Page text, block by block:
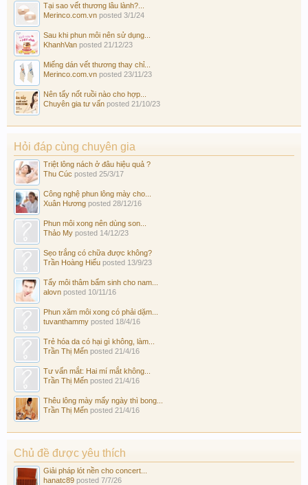
Tại sao vết thương lâu lành?...
Merinco.com.vn posted 3/1/24
Sau khi phun môi nên sử dụng...
KhanhVan posted 21/12/23
Miếng dán vết thương thay chỉ...
Merinco.com.vn posted 23/11/23
Nên tẩy nốt ruồi nào cho hợp...
Chuyên gia tư vấn posted 21/10/23
Hỏi đáp cùng chuyên gia
Triệt lông nách ở đâu hiệu quả ?
Thu Cúc posted 25/3/17
Công nghệ phun lông mày cho...
Xuân Hương posted 28/12/16
Phun môi xong nên dùng son...
Thảo My posted 14/12/23
Sẹo trắng có chữa được không?
Trần Hoàng Hiếu posted 13/9/23
Tẩy môi thâm bẩm sinh cho nam...
alovn posted 10/11/16
Phun xăm môi xong có phải dặm...
tuvanthammy posted 18/4/16
Trẻ hóa da có hại gì không, làm...
Trần Thị Mến posted 21/4/16
Tư vấn mắt: Hai mí mắt không...
Trần Thị Mến posted 21/4/16
Thêu lông mày mấy ngày thì bong...
Trần Thị Mến posted 21/4/16
Chủ đề được yêu thích
Giải pháp lót nền cho concert...
hanatc89 posted 7/7/26